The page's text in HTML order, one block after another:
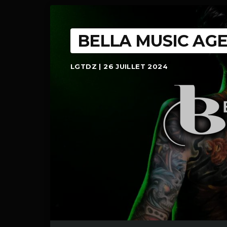
BELLA MUSIC
LGTDZ | 26 JUILLET 2024